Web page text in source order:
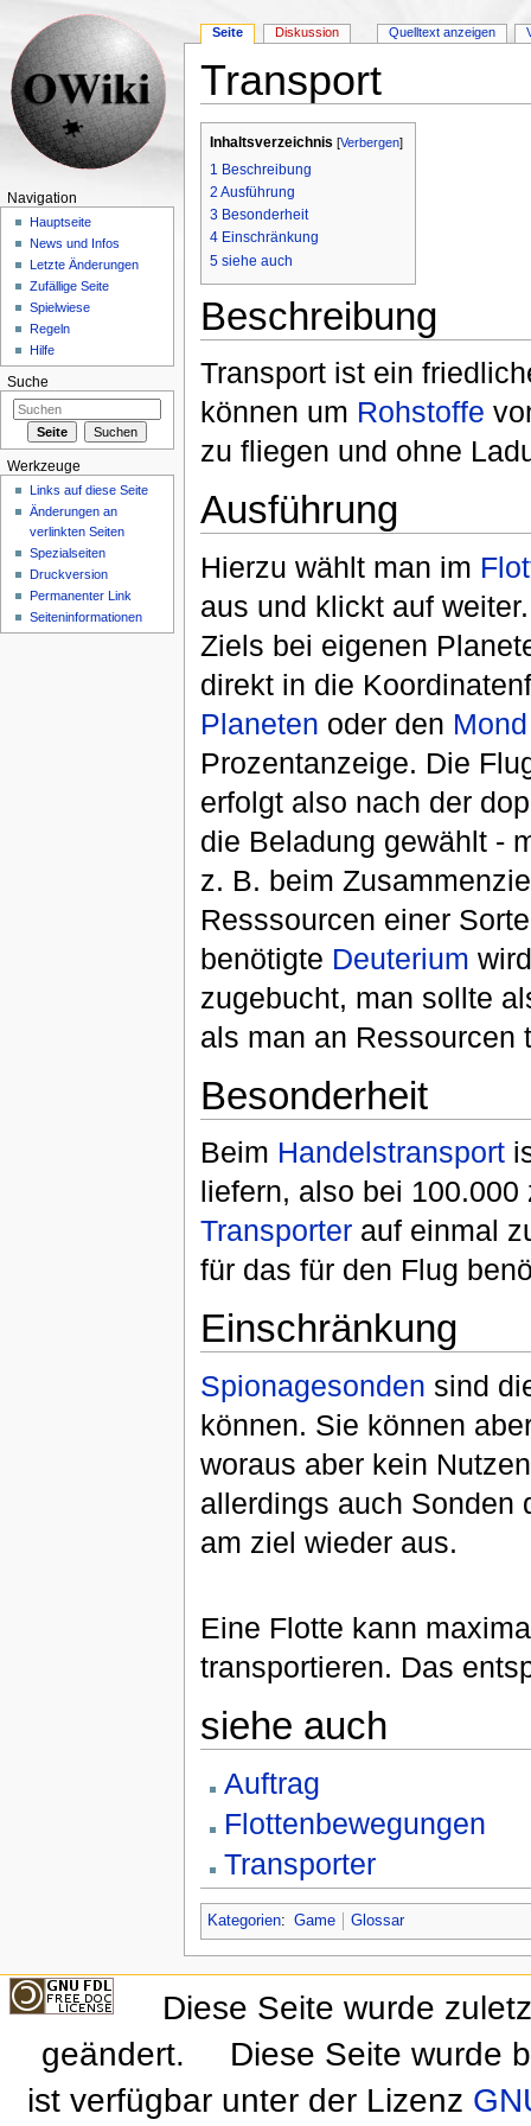
Transport
Inhaltsverzeichnis [Verbergen]
1 Beschreibung
2 Ausführung
3 Besonderheit
4 Einschränkung
5 siehe auch
Beschreibung
Transport ist ein
können um Rohstoffe
zu fliegen und ohne
Ausführung
Hierzu wählt man im
aus und klickt auf
Ziels bei eigenen
direkt in die
Planeten oder den Mond
Prozentanzeige. Die
erfolgt also nach der
die Beladung gewählt -
z. B. beim
Resssourcen einer
benötigte Deuterium
zugebucht, man sollte
als man an Ressourcen
Besonderheit
Beim Handelstransport
liefern, also bei
Transporterauf einmal
für das für den Flug
Einschränkung
Spionagesonden sind
können. Sie können
woraus aber kein
allerdings auch Sonden
am ziel wieder aus.
Eine Flotte kann
transportieren. Das
siehe auch
Auftrag
Flottenbewegungen
Transporter
Kategorien: Game Glossar
Seite Diskussion Quelltext anzeigen
Navigation
Hauptseite
News und Infos
Letzte Änderungen
Zufällige Seite
Spielwiese
Regeln
Hilfe
Suche
Werkzeuge
Links auf diese Seite
Änderungen an
verlinkten Seiten
Spezialseiten
Druckversion
Permanenter Link
Seiteninformationen
Diese Seite wurde
geändert.
Diese Seite wurde
ist verfügbar unter der Lizenz